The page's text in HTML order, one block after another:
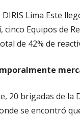
Lima Este
cinco Equipos de
de 42% de
20 brigadas de la
se encontró